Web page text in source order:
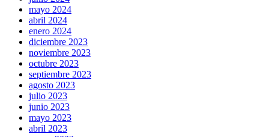
mayo 2024
abril 2024
enero 2024
diciembre 2023
noviembre 2023
octubre 2023
septiembre 2023
agosto 2023
julio 2023
junio 2023
mayo 2023
abril 2023